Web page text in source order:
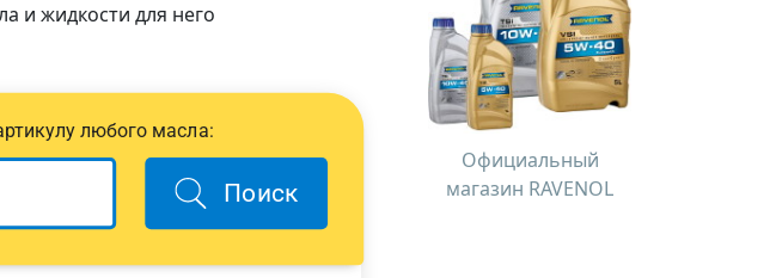
и жидкости для него
любого масла:
Поиск
Официальный
магазин RAVENOL